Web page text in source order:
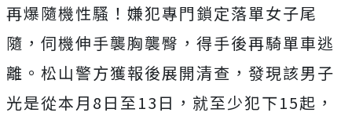
再爆隨機性騷！嫌犯專門鎖定落單女子尾
隨，伺機伸手襲胸襲臀，得手後再騎單車逃
離。松山警方獲報後展開清查，發現該男子
光是從本月8日至13日，就至少犯下15起，